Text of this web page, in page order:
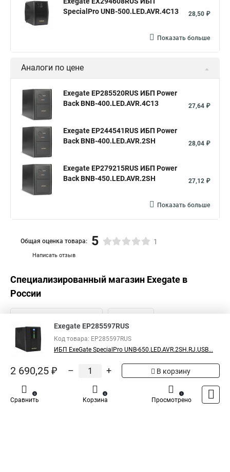
SpecialPro UNB-500.LED.AVR.4C13
28,50 ₽
Показать больше
Аналоги по цене
Exegate EP285520RUS ИБП Power
Back BNB-400.LED.AVR.4C13
27,64 ₽
Exegate EP244541RUS ИБП Power
Back BNB-400.LED.AVR.2SH
28,04 ₽
Exegate EP279215RUS ИБП Power
Back BNB-450.LED.AVR.2SH
27,12 ₽
Показать больше
Написать отзыв
Общая оценка товара: 5 1
Специализированный магазин Exegate в
России
Exegate EP285597RUS
Код товара: EP285597RUS
ИБП ExeGate SpecialPro UNB-650.LED.AVR.2SH.RJ.USB...
2 690,25 ₽ – + В корзину
Сравнить
0
Корзина
0
Просмотрено
1